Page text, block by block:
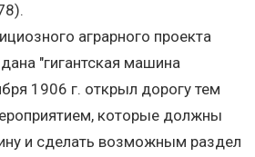
аграрного проекта
"гигантская машина
1906 г. открыл дорогу тем
которые должны
и сделать возможным раздел